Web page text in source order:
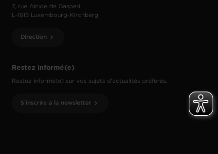
Restez informé(e)
Restez informé(e) sur vos sujets d’actualités préférés.
S'inscrire à la newsletter
7, rue Alcide de Gasperi
L-1615 Luxembourg-Kirchberg
Direction